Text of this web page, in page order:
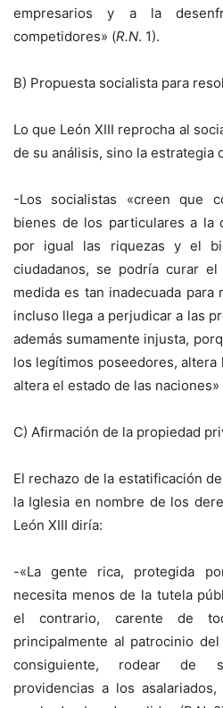
empresarios y a la
competidores» (R.N. 1).
B) Propuesta socialista para
Lo que León XIII reprocha al
de su análisis, sino la estrategia
-Los socialistas «creen que
bienes de los particulares a la
por igual las riquezas y el
ciudadanos, se podría curar
medida es tan inadecuada para
incluso llega a perjudicar a las
además sumamente injusta,
los legítimos poseedores,
altera el estado de las naciones»
C) Afirmación de la propiedad
El rechazo de la estatificación
la Iglesia en nombre de los
León XIII diría:
-«La gente rica, protegida
necesita menos de la tutela
el contrario, carente de
principalmente al patrocinio
consiguiente, rodear de
providencias a los